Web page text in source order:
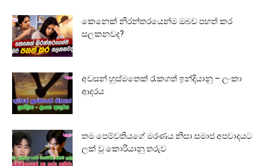
කෙනෙක් නිරන්තරයෙන්ම ඔබව පහත් කර
සලකනවද?
අවසන් හුස්මතෙක් රැකගත් ඉන්දියානු – ලංකා
ආදරය
තම පෙම්වතියගේ මරණය නිසා සමාජ අපවාදයට
ලක් වූ කොරියානු තරුව